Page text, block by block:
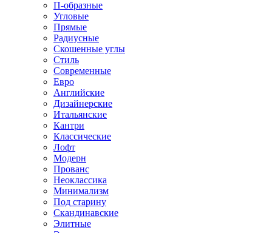
П-образные
Угловые
Прямые
Радиусные
Скошенные углы
Стиль
Современные
Евро
Английские
Дизайнерские
Итальянские
Кантри
Классические
Лофт
Модерн
Прованс
Неоклассика
Минимализм
Под старину
Скандинавские
Элитные